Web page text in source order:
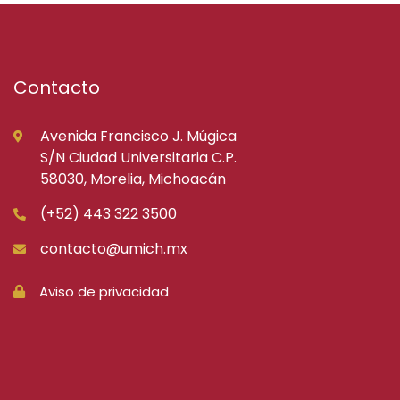
Contacto
Avenida Francisco J. Múgica
S/N Ciudad Universitaria C.P.
58030, Morelia, Michoacán
(+52) 443 322 3500
contacto@umich.mx
Aviso de privacidad